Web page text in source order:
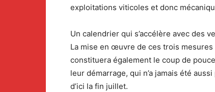
exploitations viticoles et donc
Un calendrier qui s’accélère avec des
La mise en œuvre de ces trois
constituera également le coup de
leur démarrage, qui n’a jamais été
d’ici la fin juillet.